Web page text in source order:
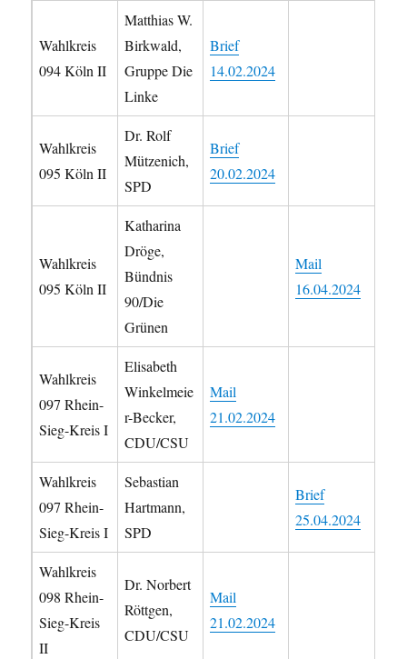
Wahlkreis
094 Köln II
Matthias W.
Birkwald,
Gruppe Die
Linke
Brief
14.02.2024
Wahlkreis
095 Köln II
Dr. Rolf
Mützenich,
SPD
Brief
20.02.2024
Wahlkreis
095 Köln II
Katharina
Dröge,
Bündnis
90/Die
Grünen
Mail
16.04.2024
Wahlkreis
097 Rhein-
Sieg-Kreis I
Elisabeth
Winkelmeie
r-Becker,
CDU/CSU
Mail
21.02.2024
Wahlkreis
097 Rhein-
Sieg-Kreis I
Sebastian
Hartmann,
SPD
Brief
25.04.2024
Wahlkreis
098 Rhein-
Sieg-Kreis
II
Dr. Norbert
Röttgen,
CDU/CSU
Mail
21.02.2024